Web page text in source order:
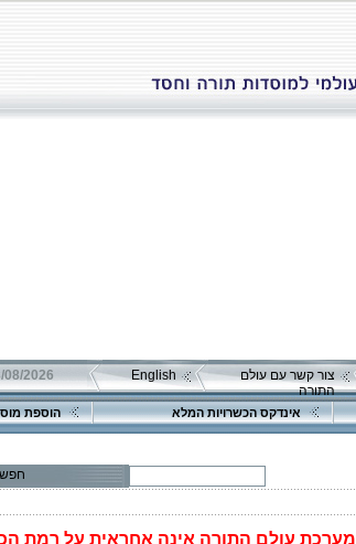
צור קשר עם עולם
התורה
English 08/08/2026 שבת כ"ה
אינדקס הכשרויות המלא הוספת
חפש
מערכת עולם התורה אינה אחראית על רמת